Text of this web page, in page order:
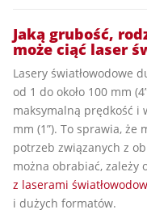
Jaką grubość,
może ciąć laser
Lasery światłowodowe
od 1 do około 100 mm
maksymalną prędkość i
mm (1”). To sprawia, że
potrzeb związanych z
można obrabiać, zależy
z laserami
i dużych formatów.